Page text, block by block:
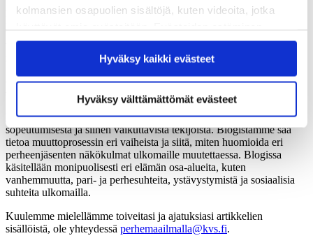
kolmansien osapuolien sisältöjä, kuten videoita, jotka
saattaa estää näiden sisältöjen näkymisen.
Hyväksymällä kaikki evästeet varmistat, että kaikki
sisältö on käytettävissäsi.
Hyväksy kaikki evästeet
Hyväksy välttämättömät evästeet
Aika harva osaa etukäteen varautua siihen, miten stressaavaa uuteen
kulttuuriin asettuminen voi olla. Stressi on kuitenkin luonnollinen ja
vaiheiden jälkeen koittavat usein helpommat ajat, kun elämä uudessa
maassa löytää uomansa.
Koti toisaalla
Koti toisaalla -blogiinon tulossa artikkelisarja uuteen kulttuuriin
sopeutumisesta ja siihen vaikuttavista tekijöistä. Blogistamme saa
tietoa muuttoprosessin eri vaiheista ja siitä, miten huomioida eri
perheenjäsenten näkökulmat ulkomaille muutettaessa. Blogissa
käsitellään monipuolisesti eri elämän osa-alueita, kuten
vanhemmuutta, pari- ja perhesuhteita, ystävystymistä ja sosiaalisia
suhteita ulkomailla.
Kuulemme mielellämme toiveitasi ja ajatuksiasi artikkelien
sisällöistä, ole yhteydessä perhemaailmalla@kvs.fi.